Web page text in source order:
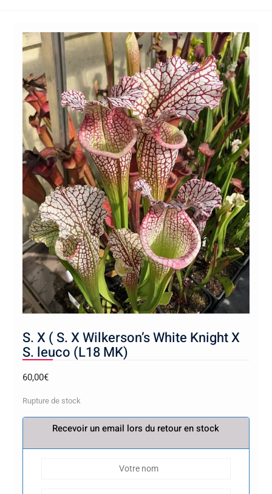
S. X ( S. X Wilkerson’s White Knight X
S. leuco (L18 MK)
60,00€
Rupture de stock
Recevoir un email lors du retour en stock